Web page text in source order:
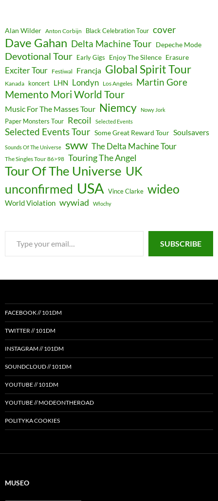
Alan Wilder Anton Corbijn Black Celebration Tour cover
Dave Gahan Delta Machine Tour Depeche Mode
Devotional Tour Early Gigs Enjoy The Silence Erasure
Exciter Tour Festiwal Francja Global Spirit Tour
Kanada koncert LHN Londyn Los Angeles Martin Gore
Memento Mori World Tour
Music For The Masses Tour Niemcy Nowy Jork
Paper Monsters Tour Recoil Selected Events
Selected Events Tour Some Great Reward Tour Soulsavers
Sounds Of The Universe sww The Delta Machine Tour
The Singles Tour 86>98 Touring The Angel
Tour Of The Universe UK
unconfirmed USA Vince Clarke wideo
World Violation wywiad Włochy
SUBSCRIBE
FACEBOOK // 101DM
TWITTER // 101DM
INSTAGRAM // 101DM
SOUNDCLOUD // 101DM
YOUTUBE // 101DM
YOUTUBE // MODEONTHEROAD
POLITYKA COOKIES
MUSEO